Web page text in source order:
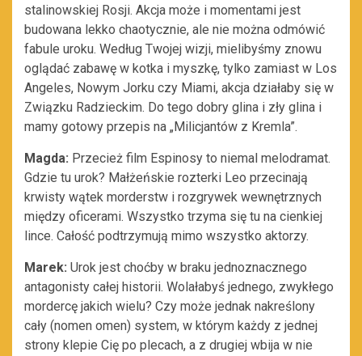
stalinowskiej Rosji. Akcja może i momentami jest
budowana lekko chaotycznie, ale nie można odmówić
fabule uroku. Według Twojej wizji, mielibyśmy znowu
oglądać zabawę w kotka i myszkę, tylko zamiast w Los
Angeles, Nowym Jorku czy Miami, akcja działaby się w
Związku Radzieckim. Do tego dobry glina i zły glina i
mamy gotowy przepis na „Milicjantów z Kremla”.
Magda: Przecież film Espinosy to niemal melodramat.
Gdzie tu urok? Małżeńskie rozterki Leo przecinają
krwisty wątek morderstw i rozgrywek wewnętrznych
między oficerami. Wszystko trzyma się tu na cienkiej
lince. Całość podtrzymują mimo wszystko aktorzy.
Marek: Urok jest choćby w braku jednoznacznego
antagonisty całej historii. Wolałabyś jednego, zwykłego
mordercę jakich wielu? Czy może jednak nakreślony
cały (nomen omen) system, w którym każdy z jednej
strony klepie Cię po plecach, a z drugiej wbija w nie